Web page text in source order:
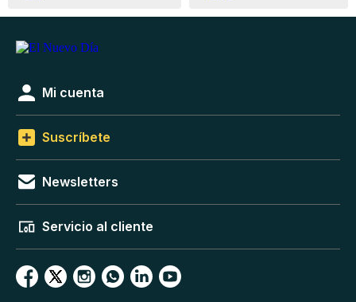
Mi cuenta
Suscríbete
Newsletters
Servicio al cliente